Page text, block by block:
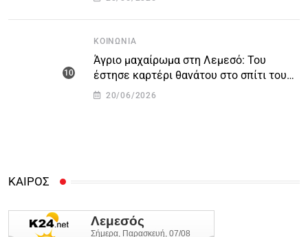
ΚΟΙΝΩΝΊΑ
Άγριο μαχαίρωμα στη Λεμεσό: Του
έστησε καρτέρι θανάτου στο σπίτι του
για προσωπικές διαφορές – Στο
20/06/2026
ΚΑΙΡΟΣ